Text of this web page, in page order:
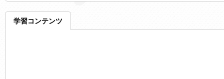
学習コンテンツ